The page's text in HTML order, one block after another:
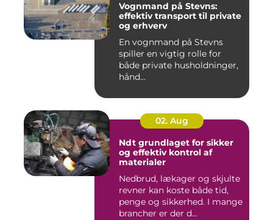
Vognmand på Stevns:
effektiv transport til private
og erhverv
En vognmand på Stevns
spiller en vigtig rolle for
både private husholdninger,
hånd...
02. Aug
Ndt grundlaget for sikker
og effektiv kontrol af
materialer
Nedbrud, lækager og skjulte
revner kan koste både tid,
penge og sikkerhed. I mange
brancher er der d...